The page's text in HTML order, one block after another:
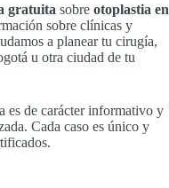
gratuita sobre otoplastia en
sobre clínicas y
a planear tu cirugía,
u otra ciudad de tu
es de carácter informativo y
Cada caso es único y